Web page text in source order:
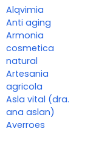
Alqvimia
Anti aging
Armonia
cosmetica
natural
Artesania
agricola
Asla vital (dra.
ana aslan)
Averroes